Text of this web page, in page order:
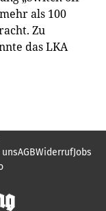
als 100
Zu
das LKA
AGBWiderrufJobs